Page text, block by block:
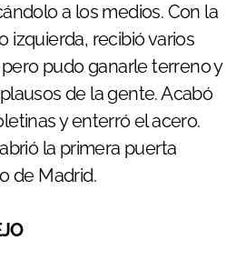
a los medios. Con la
izquierda, recibió varios
pudo ganarle terreno y
de la gente. Acabó
y enterró el acero.
la primera puerta
de Madrid.